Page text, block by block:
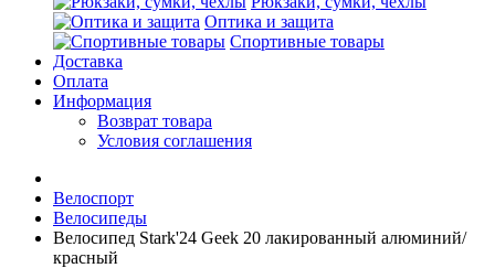
Оптика и защита
Спортивные товары
Доставка
Оплата
Информация
Возврат товара
Условия соглашения
Велоспорт
Велосипеды
Велосипед Stark'24 Geek 20 лакированный алюминий/
красный